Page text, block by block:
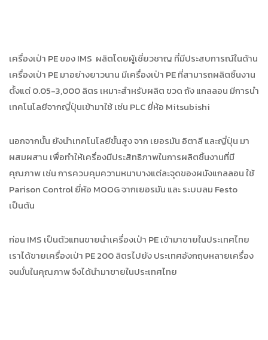
เครื่องเป่า PEของIMS ผลิตโดยผู้เชี่ยวชาญ ที่มีประสบการณ์ในด้าน
เครื่องเป่า PEมาอย่างยาวนาน มีเครื่องเป่า PEที่สามารถผลิตชิ้นงาน
ตั้งแต่0.05-3,000ลิตร เหมาะสำหรับผลิต ขวด ถัง แกลลอน มีการนำ
เทคโนโลยีจากญี่ปุ่นเข้ามาใช้ เช่น PLCยี่ห้อ Mitsubishi
นอกจากนั้น ยังนำเทคโนโลยีขั้นสูง จาก เยอรมัน อิตาลี และญี่ปุ่น มา
ผสมผสาน เพื่อทำให้เครื่องมีประสิทธิภาพในการผลิตชิ้นงานที่มี
คุณภาพ เช่น การควบคุมความหนาบางแต่ละจุดของผนังแกลลอน ใช้
Parison Controlยี่ห้อ MOOGจากเยอรมัน และ ระบบลม Festo
เป็นต้น
ก่อน IMS เป็นตัวแทนขายนำเครื่องเป่า PEเข้ามาขายในประเทศไทย
เราได้ขายเครื่องเป่า PE 200ลิตรไปยัง ประเทศอังกฤษหลายเครื่อง
จนมั่นในคุณภาพ จึงได้นำมาขายในประเทศไทย